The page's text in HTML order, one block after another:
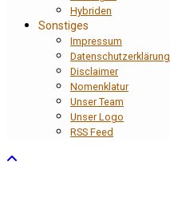
Hybriden
Sonstiges
Impressum
Datenschutzerklärung
Disclaimer
Nomenklatur
Unser Team
Unser Logo
RSS Feed